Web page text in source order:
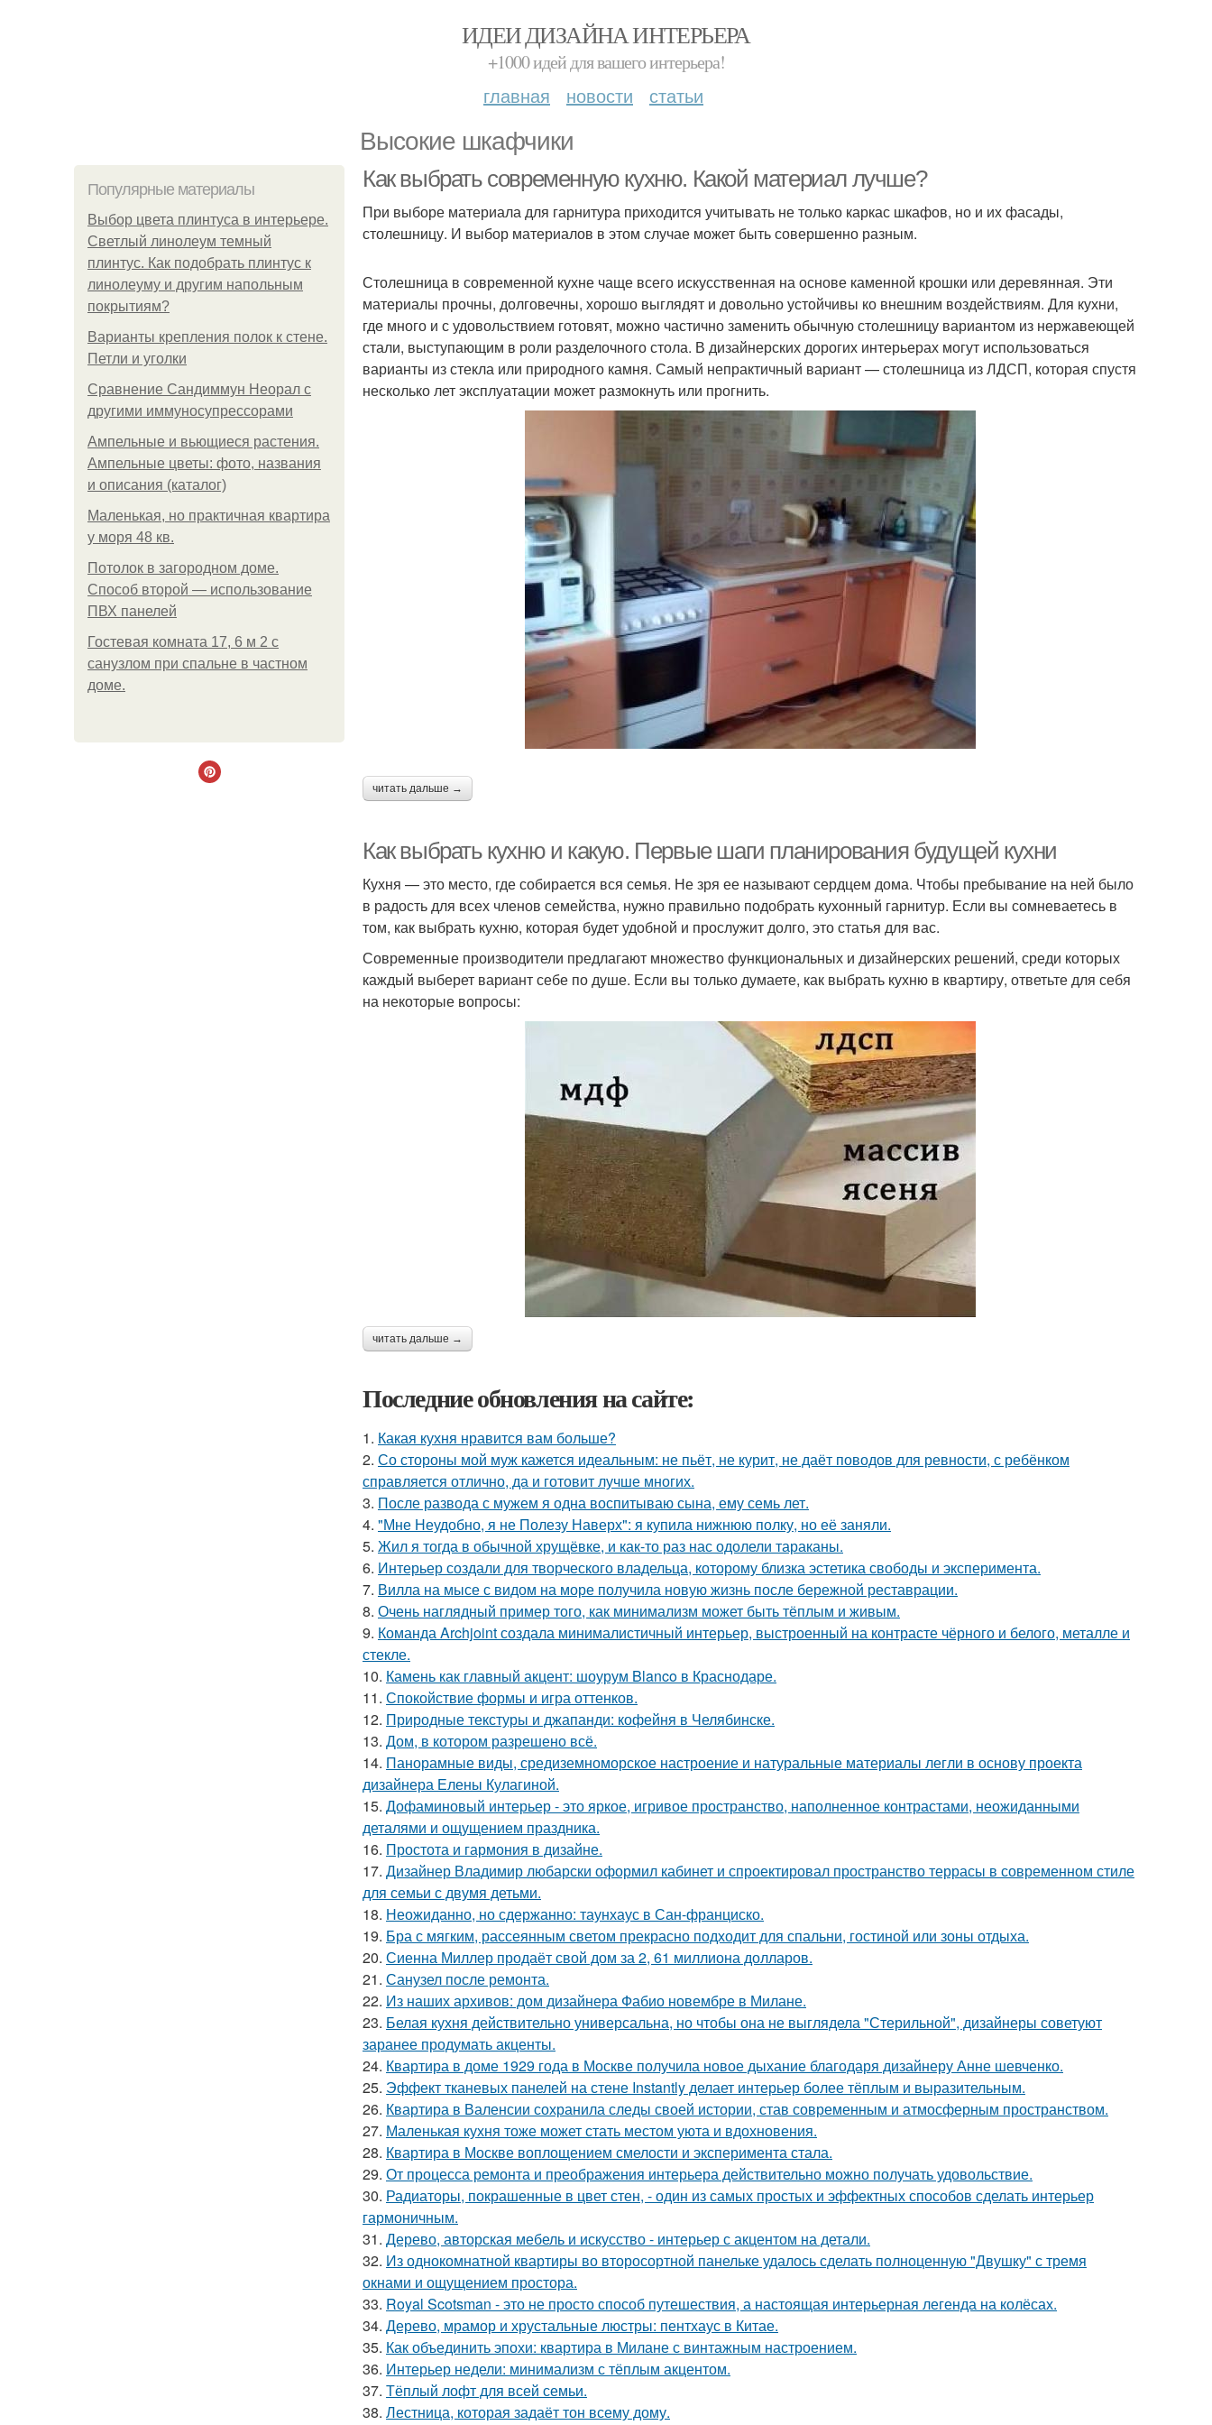
ИДЕИ ДИЗАЙНА ИНТЕРЬЕРА
+1000 идей для вашего интерьера!
главная новости статьи
Высокие шкафчики
Популярные материалы
Выбор цвета плинтуса в интерьере.
Светлый линолеум темный
плинтус. Как подобрать плинтус к
линолеуму и другим напольным
покрытиям?
Варианты крепления полок к стене.
Петли и уголки
Сравнение Сандиммун Неорал с
другими иммуносупрессорами
Ампельные и вьющиеся растения.
Ампельные цветы: фото, названия
и описания (каталог)
Маленькая, но практичная квартира
у моря 48 кв.
Потолок в загородном доме.
Способ второй — использование
ПВХ панелей
Гостевая комната 17, 6 м 2 с
санузлом при спальне в частном
доме.
Как выбрать современную кухню. Какой материал лучше?
При выборе материала для гарнитура приходится учитывать не только каркас шкафов, но и их фасады,
столешницу. И выбор материалов в этом случае может быть совершенно разным.
Столешница в современной кухне чаще всего искусственная на основе каменной крошки или деревянная. Эти
материалы прочны, долговечны, хорошо выглядят и довольно устойчивы ко внешним воздействиям. Для кухни,
где много и с удовольствием готовят, можно частично заменить обычную столешницу вариантом из нержавеющей
стали, выступающим в роли разделочного стола. В дизайнерских дорогих интерьерах могут использоваться
варианты из стекла или природного камня. Самый непрактичный вариант — столешница из ЛДСП, которая спустя
несколько лет эксплуатации может размокнуть или прогнить.
читать дальше →
Как выбрать кухню и какую. Первые шаги планирования будущей кухни
Кухня — это место, где собирается вся семья. Не зря ее называют сердцем дома. Чтобы пребывание на ней было
в радость для всех членов семейства, нужно правильно подобрать кухонный гарнитур. Если вы сомневаетесь в
том, как выбрать кухню, которая будет удобной и прослужит долго, это статья для вас.
Современные производители предлагают множество функциональных и дизайнерских решений, среди которых
каждый выберет вариант себе по душе. Если вы только думаете, как выбрать кухню в квартиру, ответьте для себя
на некоторые вопросы:
читать дальше →
Последние обновления на сайте:
1. Какая кухня нравится вам больше?
2. Со стороны мой муж кажется идеальным: не пьёт, не курит, не даёт поводов для ревности, с ребёнком
справляется отлично, да и готовит лучше многих.
3. После развода с мужем я одна воспитываю сына, ему семь лет.
4. "Мне Неудобно, я не Полезу Наверх": я купила нижнюю полку, но её заняли.
5. Жил я тогда в обычной хрущёвке, и как-то раз нас одолели тараканы.
6. Интерьер создали для творческого владельца, которому близка эстетика свободы и эксперимента.
7. Вилла на мысе с видом на море получила новую жизнь после бережной реставрации.
8. Очень наглядный пример того, как минимализм может быть тёплым и живым.
9. Команда Archjoint создала минималистичный интерьер, выстроенный на контрасте чёрного и белого, металле и
стекле.
10. Камень как главный акцент: шоурум Blanco в Краснодаре.
11. Спокойствие формы и игра оттенков.
12. Природные текстуры и джапанди: кофейня в Челябинске.
13. Дом, в котором разрешено всё.
14. Панорамные виды, средиземноморское настроение и натуральные материалы легли в основу проекта
дизайнера Елены Кулагиной.
15. Дофаминовый интерьер - это яркое, игривое пространство, наполненное контрастами, неожиданными
деталями и ощущением праздника.
16. Простота и гармония в дизайне.
17. Дизайнер Владимир любарски оформил кабинет и спроектировал пространство террасы в современном стиле
для семьи с двумя детьми.
18. Неожиданно, но сдержанно: таунхаус в Сан-франциско.
19. Бра с мягким, рассеянным светом прекрасно подходит для спальни, гостиной или зоны отдыха.
20. Сиенна Миллер продаёт свой дом за 2, 61 миллиона долларов.
21. Санузел после ремонта.
22. Из наших архивов: дом дизайнера Фабио новембре в Милане.
23. Белая кухня действительно универсальна, но чтобы она не выглядела "Стерильной", дизайнеры советуют
заранее продумать акценты.
24. Квартира в доме 1929 года в Москве получила новое дыхание благодаря дизайнеру Анне шевченко.
25. Эффект тканевых панелей на стене Instantly делает интерьер более тёплым и выразительным.
26. Квартира в Валенсии сохранила следы своей истории, став современным и атмосферным пространством.
27. Маленькая кухня тоже может стать местом уюта и вдохновения.
28. Квартира в Москве воплощением смелости и эксперимента стала.
29. От процесса ремонта и преображения интерьера действительно можно получать удовольствие.
30. Радиаторы, покрашенные в цвет стен, - один из самых простых и эффектных способов сделать интерьер
гармоничным.
31. Дерево, авторская мебель и искусство - интерьер с акцентом на детали.
32. Из однокомнатной квартиры во второсортной панельке удалось сделать полноценную "Двушку" с тремя
окнами и ощущением простора.
33. Royal Scotsman - это не просто способ путешествия, а настоящая интерьерная легенда на колёсах.
34. Дерево, мрамор и хрустальные люстры: пентхаус в Китае.
35. Как объединить эпохи: квартира в Милане с винтажным настроением.
36. Интерьер недели: минимализм с тёплым акцентом.
37. Тёплый лофт для всей семьи.
38. Лестница, которая задаёт тон всему дому.